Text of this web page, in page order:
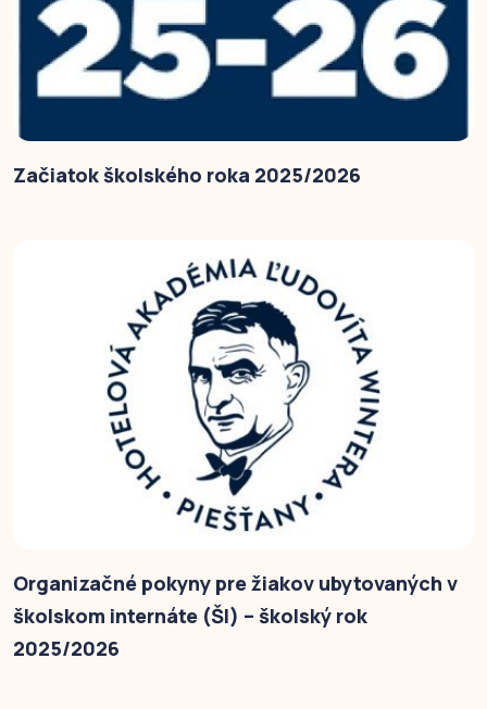
Začiatok školského roka 2025/2026
Organizačné pokyny pre žiakov ubytovaných v
školskom internáte (ŠI) – školský rok
2025/2026